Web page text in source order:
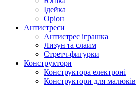
Ідейка
Оріон
Антистреси
Антистрес іграшка
Лизун та слайм
Стретч-фигурки
Конструктори
Конструктора електроні
Конструктори для малюків